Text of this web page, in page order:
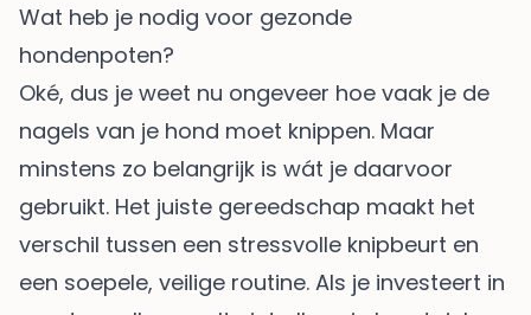
Wat heb je nodig voor gezonde
hondenpoten?
Oké, dus je weet nu ongeveer hoe vaak je de
nagels van je hond moet knippen. Maar
minstens zo belangrijk is wát je daarvoor
gebruikt. Het juiste gereedschap maakt het
verschil tussen een stressvolle knipbeurt en
een soepele, veilige routine. Als je investeert in